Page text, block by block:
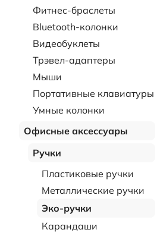
Фитнес-браслеты
Bluetooth-колонки
Видеобуклеты
Трэвел-адаптеры
Мыши
Портативные клавиатуры
Умные колонки
Офисные аксессуары
Ручки
Пластиковые ручки
Металлические ручки
Эко-ручки
Карандаши